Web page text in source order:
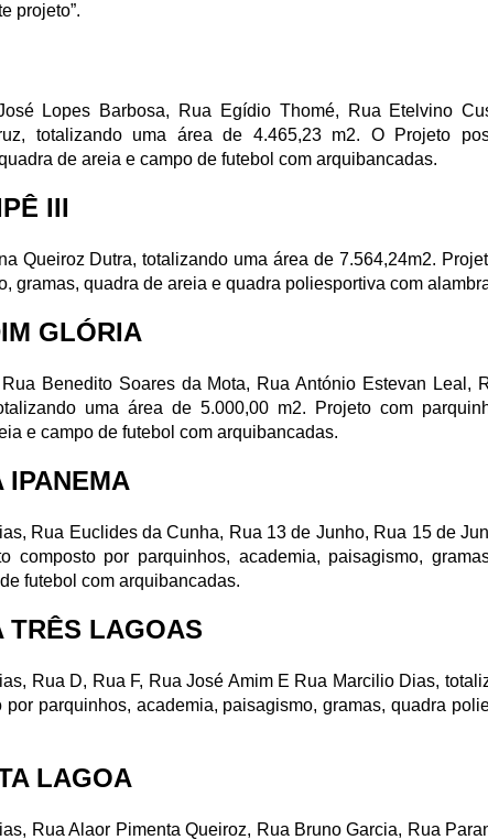
projeto”.
Lopes Barbosa, Rua Egídio Thomé, Rua Etelvino
totalizando uma área de 4.465,23 m2. O Projeto
de areia e campo de futebol com arquibancadas.
III
Queiroz Dutra, totalizando uma área de 7.564,24m2.
gramas, quadra de areia e quadra poliesportiva com
GLÓRIA
Benedito Soares da Mota, Rua António Estevan Leal,
uma área de 5.000,00 m2. Projeto com
e campo de futebol com arquibancadas.
IPANEMA
Rua Euclides da Cunha, Rua 13 de Junho, Rua 15 de
composto por parquinhos, academia, paisagismo,
futebol com arquibancadas.
TRÊS LAGOAS
Rua D, Rua F, Rua José Amim E Rua Marcilio Dias,
por parquinhos, academia, paisagismo, gramas, quadra
LAGOA
Rua Alaor Pimenta Queiroz, Rua Bruno Garcia, Rua